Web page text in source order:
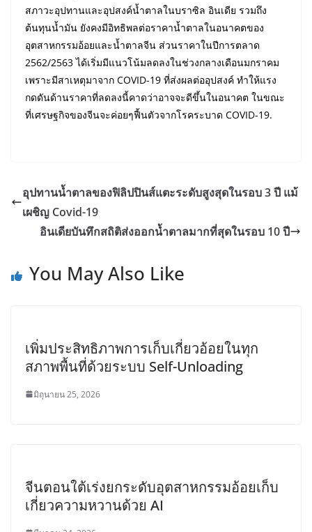
สภาวะอุปทานและอุปสงค์น้ำตาลในบราซิล อินเดีย รวมถึง
ต้นทุนน้ำมัน ยังคงมีอิทธิพลต่อราคาน้ำตาลในอนาคตของ
อุตสาหกรรมอ้อยและน้ำตาลจีน ส่วนราคาในปีการตลาด
2562/2563 ได้เริ่มมีแนวโน้มลดลงในช่วงกลางเดือนมกราคม
เพราะมีสาเหตุมาจาก COVID-19 ที่ส่งผลต่ออุปสงค์ ทำให้แรง
กดดันด้านราคาที่ลดลงนี้คาดว่าอาจจะดีขึ้นในอนาคต ในขณะ
ที่เศรษฐกิจของจีนจะค่อยๆฟื้นตัวจากโรคระบาด COVID-19.
อุปทานน้ำตาลของฟิลิปปินส์แตะระดับสูงสุดในรอบ 3 ปี แม้
เผชิญ Covid-19
อินเดียบันทึกสถิติส่งออกน้ำตาลมากที่สุดในรอบ 10 ปี
You May Also Like
เพิ่มประสิทธิภาพการเก็บเกี่ยวอ้อยในทุก
สภาพพื้นที่ด้วยระบบ Self-Unloading
มิถุนายน 25, 2026
จีนตอนใต้เร่งยกระดับอุตสาหกรรมอ้อยเก็บ
เกี่ยวความหวานด้วย AI